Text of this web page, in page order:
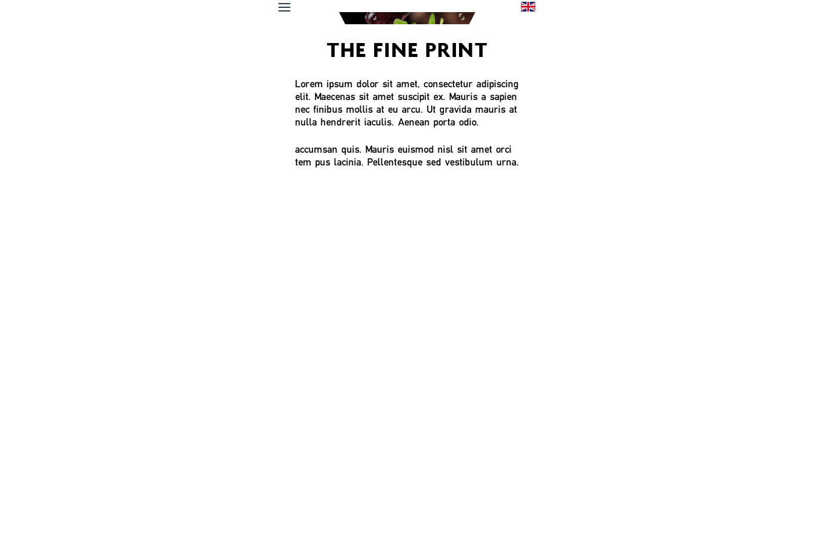
THE FINE PRINT
Lorem ipsum dolor sit amet, consectetur adipiscing
elit. Maecenas sit amet suscipit ex. Mauris a sapien
nec finibus mollis at eu arcu. Ut gravida mauris at
nulla hendrerit iaculis. Aenean porta odio.
accumsan quis. Mauris euismod nisl sit amet orci
tem pus lacinia. Pellentesque sed vestibulum urna.